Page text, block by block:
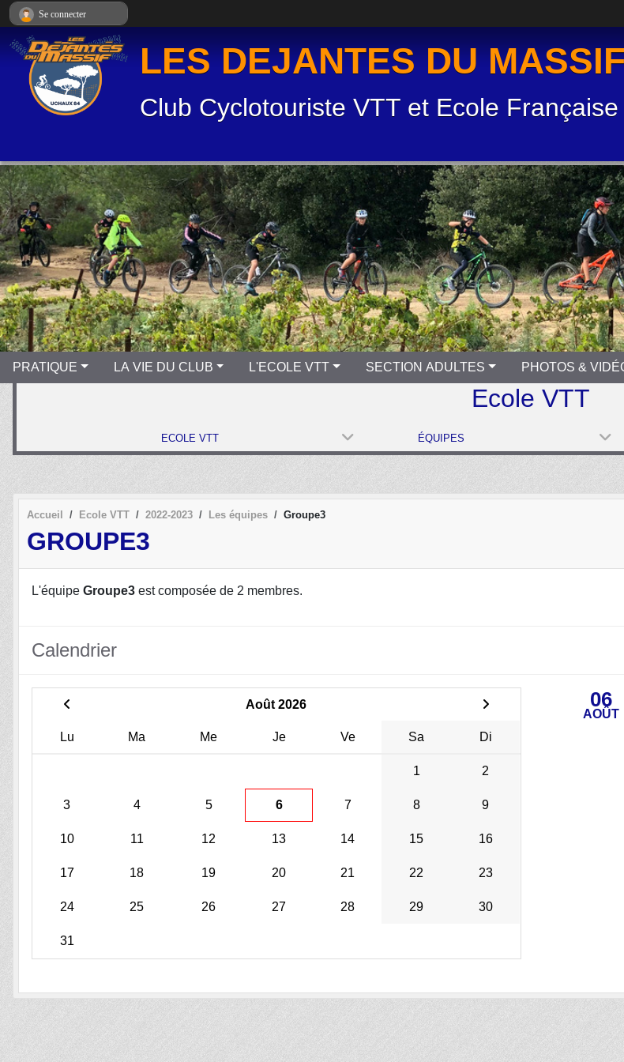
LES DEJANTES DU
Club Cyclotouriste VTT et Ecole
PRATIQUE LA VIE DU CLUB L'ECOLE VTT SECTION ADULTES PHOTOS &
Ecole VTT
ECOLE VTT ÉQUIPES
Accueil Ecole VTT 2022-2023 Les équipes Groupe3
GROUPE3
L'équipe Groupe3 est composée de 2 membres.
Calendrier
Août 2026
Lu Ma Me Je Ve Sa Di
1 2
3 4 5 6 7 8 9
10 11 12 13 14 15 16
17 18 19 20 21 22 23
24 25 26 27 28 29 30
31
06
AOÛT
Se connecter
Panneau de gestion des cookies